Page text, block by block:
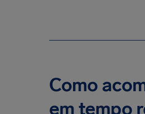
Como
em tempo